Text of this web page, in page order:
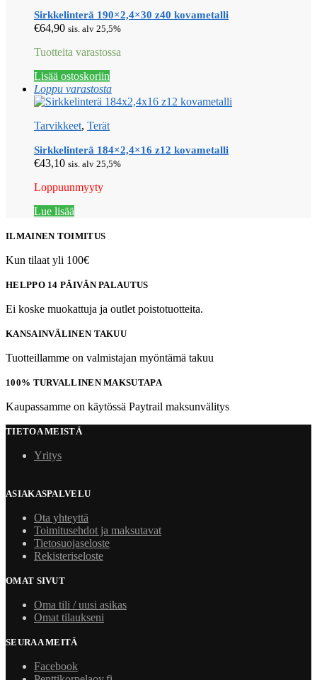
Sirkkelinterä 190×2,4×30 z40 kovametalli
€64,90 sis. alv 25,5%
Tuotteita varastossa
Lisää ostoskoriin
Loppu varastosta
Tarvikkeet, Terät
Sirkkelinterä 184×2,4×16 z12 kovametalli
€43,10 sis. alv 25,5%
Loppuunmyyty
Lue lisää
ILMAINEN TOIMITUS
Kun tilaat yli 100€
HELPPO 14 PÄIVÄN PALAUTUS
Ei koske muokattuja ja outlet poistotuotteita.
KANSAINVÄLINEN TAKUU
Tuotteillamme on valmistajan myöntämä takuu
100% TURVALLINEN MAKSUTAPA
Kaupassamme on käytössä Paytrail maksunvälitys
TIETOA MEISTÄ
Yritys
ASIAKASPALVELU
Ota yhteyttä
Toimitusehdot ja maksutavat
Tietosuojaseloste
Rekisteriseloste
OMAT SIVUT
Oma tili / uusi asikas
Omat tilaukseni
SEURAA MEITÄ
Facebook